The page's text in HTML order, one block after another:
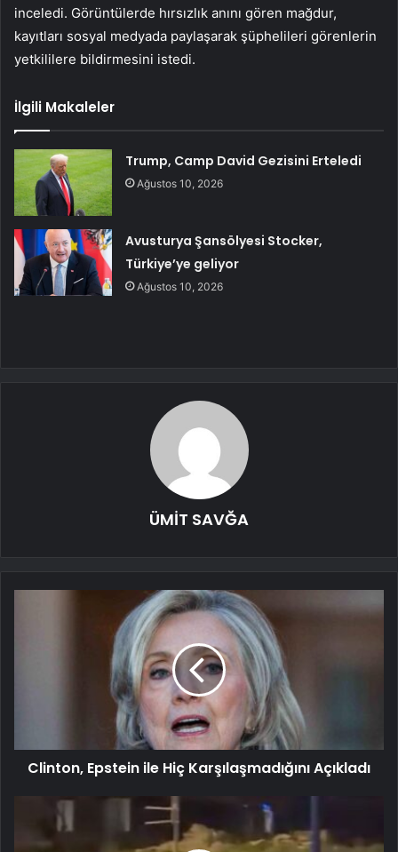
inceledi. Görüntülerde hırsızlık anını gören mağdur,
kayıtları sosyal medyada paylaşarak şüphelileri görenlerin
yetkililere bildirmesini istedi.
İlgili Makaleler
Trump, Camp David Gezisini Erteledi
Ağustos 10, 2026
Avusturya Şansölyesi Stocker,
Türkiye’ye geliyor
Ağustos 10, 2026
ÜMİT SAVĞA
Clinton, Epstein ile Hiç Karşılaşmadığını Açıkladı